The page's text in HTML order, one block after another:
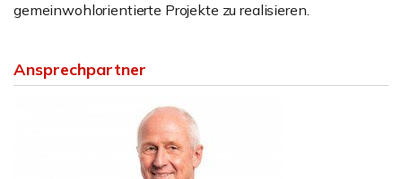
gemeinwohlorientierte Projekte zu realisieren.
Ansprechpartner